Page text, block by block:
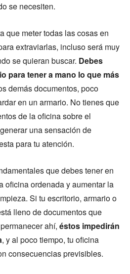
se necesiten.
que meter todas las cosas en
extraviarlas, incluso será muy
se quieran buscar. Debes
para tener a mano lo que más
demás documentos, poco
en un armario. No tienes que
de la oficina sobre el
una sensación de
para tu atención.
que debes tener en
oficina ordenada y aumentar la
Si tu escritorio, armario o
lleno de documentos que
ahí, éstos impedirán
, y al poco tiempo, tu oficina
consecuencias previsibles.